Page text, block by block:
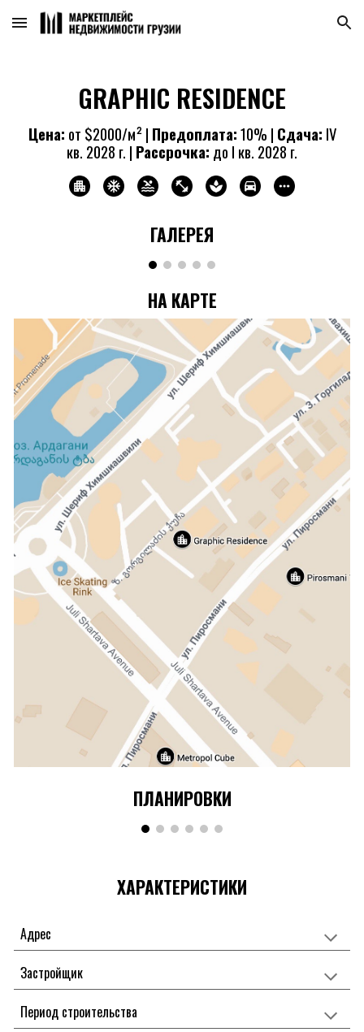
Skip to main content Skip to navigation
GRAPHIC RESIDENCE
Цена: от $2000/м² | Предоплата:10% | Сдача: IV
кв. 2028 г. | Рассрочка: до I кв. 2028 г.
ГАЛЕРЕЯ
НА КАРТЕ
ПЛАНИРОВКИ
ХАРАКТЕРИСТИКИ
Адрес
Застройщик
Период строительства